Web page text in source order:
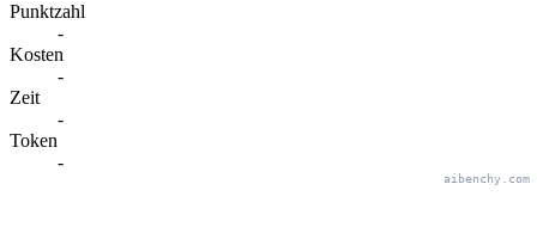
Punktzahl
-
Kosten
-
Zeit
-
Token
-